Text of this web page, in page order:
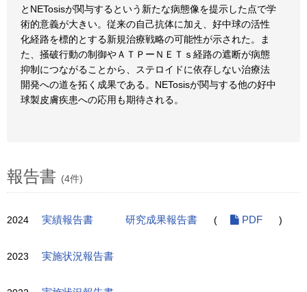
とNETosisが関与するという新たな病態像を提示した点で学
術的意義が大きい。従来の自己抗体に加え、好中球の活性
化経路を標的とする新規治療戦略の可能性が示された。ま
た、掻破行動の制御やＡＴＰーＮＥＴｓ経路の遮断が病態
抑制につながることから、ステロイドに依存しない治療法
開発への道を拓く成果である。NETosisが関与する他の好中
球製皮膚疾患への応用も期待される。
報告書 (4件)
2024 実績報告書 研究成果報告書 ( PDF )
2023 実施状況報告書